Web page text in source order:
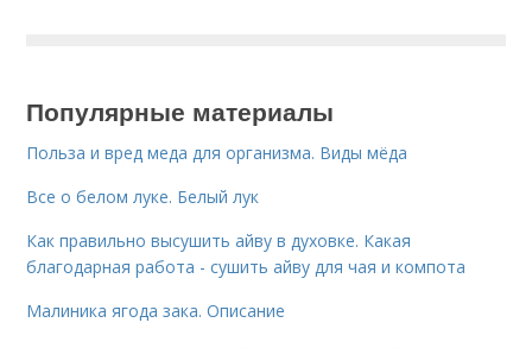
Популярные материалы
Польза и вред меда для организма. Виды мёда
Все о белом луке. Белый лук
Как правильно высушить айву в духовке. Какая
благодарная работа - сушить айву для чая и компота
Малиника ягода зака. Описание